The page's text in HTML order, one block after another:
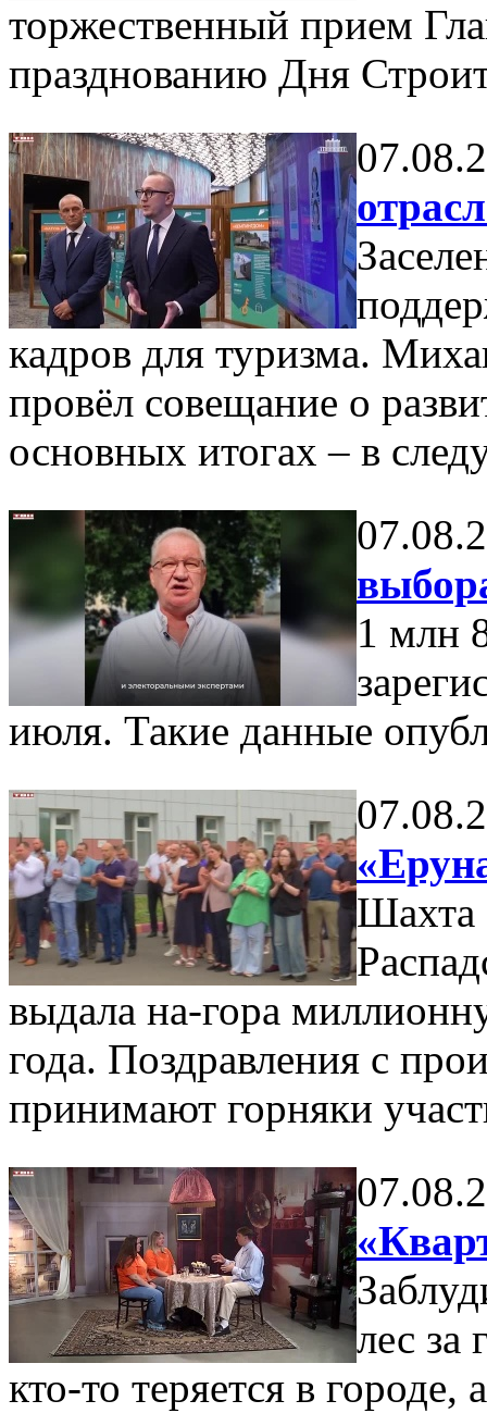
торжественный прием
празднованию Дня
кадров для туризма.
провёл совещание о
основных итогах – в
1 млн
июля. Такие данные
Шахта
выдала на-гора
года. Поздравления с
принимают горняки
лес за
кто-то теряется в